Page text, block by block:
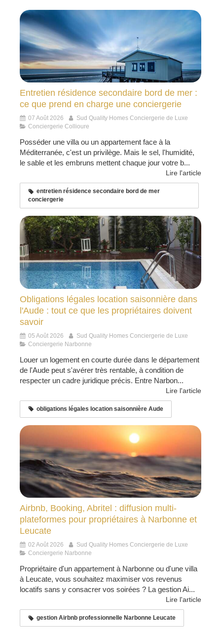
Entretien résidence secondaire bord de mer :
ce que prend en charge une conciergerie
07 Août 2026
Sud Quality Homes Conciergerie de Luxe
Conciergerie Collioure
Posséder une villa ou un appartement face à la
Méditerranée, c'est un privilège. Mais le sel, l'humidité,
le sable et les embruns mettent chaque jour votre b...
Lire l'article
entretien résidence secondaire bord de mer
conciergerie
Obligations légales location saisonnière dans
l'Aude : tout ce que les propriétaires doivent
savoir
05 Août 2026
Sud Quality Homes Conciergerie de Luxe
Conciergerie Narbonne
Louer un logement en courte durée dans le département
de l'Aude peut s'avérer très rentable, à condition de
respecter un cadre juridique précis. Entre Narbon...
Lire l'article
obligations légales location saisonnière Aude
Airbnb, Booking, Abritel : diffusion multi-
plateformes pour propriétaires à Narbonne et
Leucate
02 Août 2026
Sud Quality Homes Conciergerie de Luxe
Conciergerie Narbonne
Propriétaire d'un appartement à Narbonne ou d'une villa
à Leucate, vous souhaitez maximiser vos revenus
locatifs sans y consacrer vos soirées ? La gestion Ai...
Lire l'article
gestion Airbnb professionnelle Narbonne Leucate